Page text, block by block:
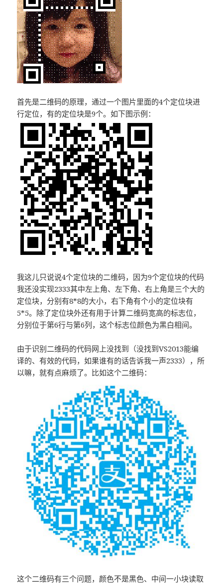
首先是二维码的原理，通过一个图片里面的4个定位块进
行定位，有的定位块是9个。如下图示例：
我这儿只说说4个定位块的二维码，因为9个定位块的代码
我还没实现2333其中左上角、左下角、右上角是三个大的
定位块，分别有8*8的大小，右下角有个小的定位块有
5*5。除了定位块外还有用于计算二维码宽高的标志位，
分别位于第6行与第6列，这个标志位颜色为黑白相间。
由于识别二维码的代码网上没找到（没找到VS2013能编
译的、有效的代码，如果谁有的话告诉我一声2333），所
以嘛，就有点麻烦了。比如这个二维码：
这个二维码有三个问题，颜色不是黑色、中间一小块读取